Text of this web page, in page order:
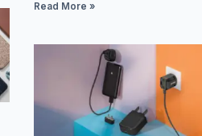
Read More »